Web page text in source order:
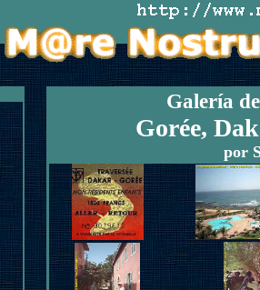
Galería
Gorée,
por